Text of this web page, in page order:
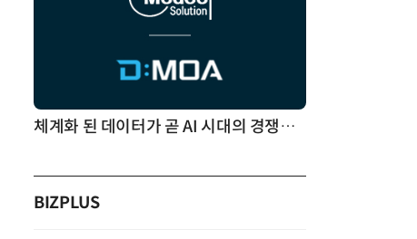
체계화 된 데이터가 곧 AI 시대의 경쟁력이다
BIZPLUS